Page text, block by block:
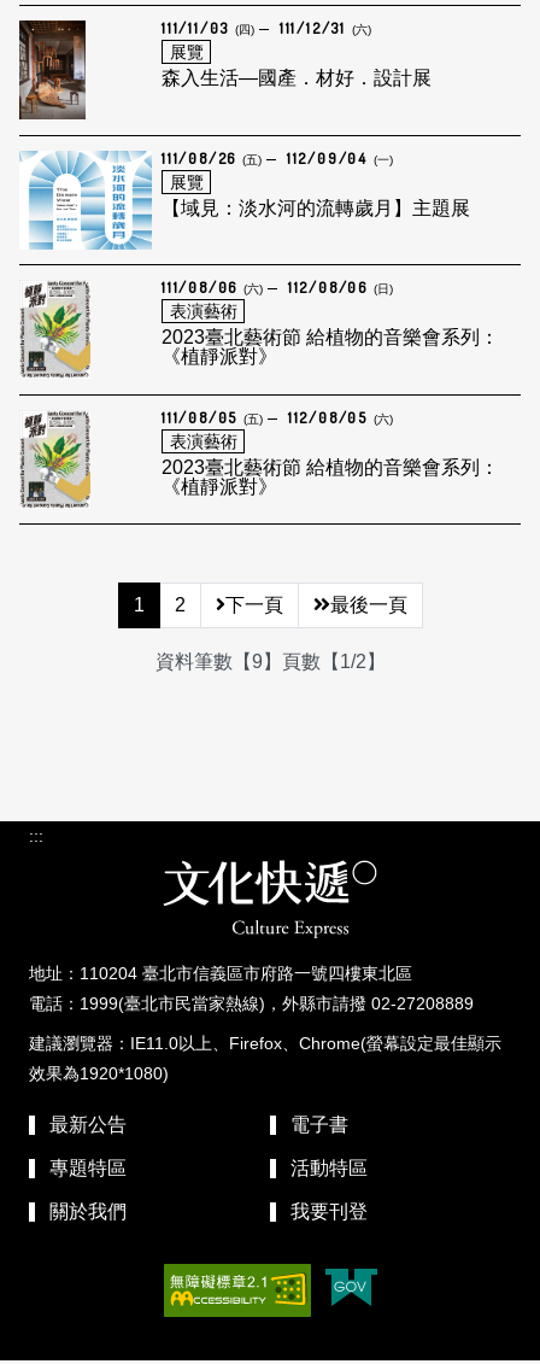
111/11/03 (四) 111/12/31 (六)
展覽
森入生活—國產．材好．設計展
111/08/26 (五) 112/09/04 (一)
展覽
【域見：淡水河的流轉歲月】主題展
111/08/06 (六) 112/08/06 (日)
表演藝術
2023臺北藝術節 給植物的音樂會系列：
《植靜派對》
111/08/05 (五) 112/08/05 (六)
表演藝術
2023臺北藝術節 給植物的音樂會系列：
《植靜派對》
1 2 下一頁 最後一頁
資料筆數【9】頁數【1/2】
:::
地址：110204 臺北市信義區市府路一號四樓東北區
電話：1999(臺北市民當家熱線)，外縣市請撥 02-27208889
建議瀏覽器：IE11.0以上、Firefox、Chrome(螢幕設定最佳顯示
效果為1920*1080)
最新公告 電子書
專題特區 活動特區
關於我們 我要刊登